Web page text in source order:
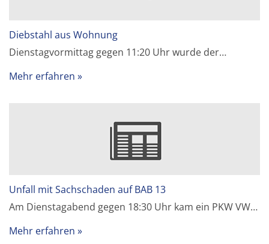
Diebstahl aus Wohnung
Dienstagvormittag gegen 11:20 Uhr wurde der…
Mehr erfahren
Unfall mit Sachschaden auf BAB 13
Am Dienstagabend gegen 18:30 Uhr kam ein PKW VW…
Mehr erfahren